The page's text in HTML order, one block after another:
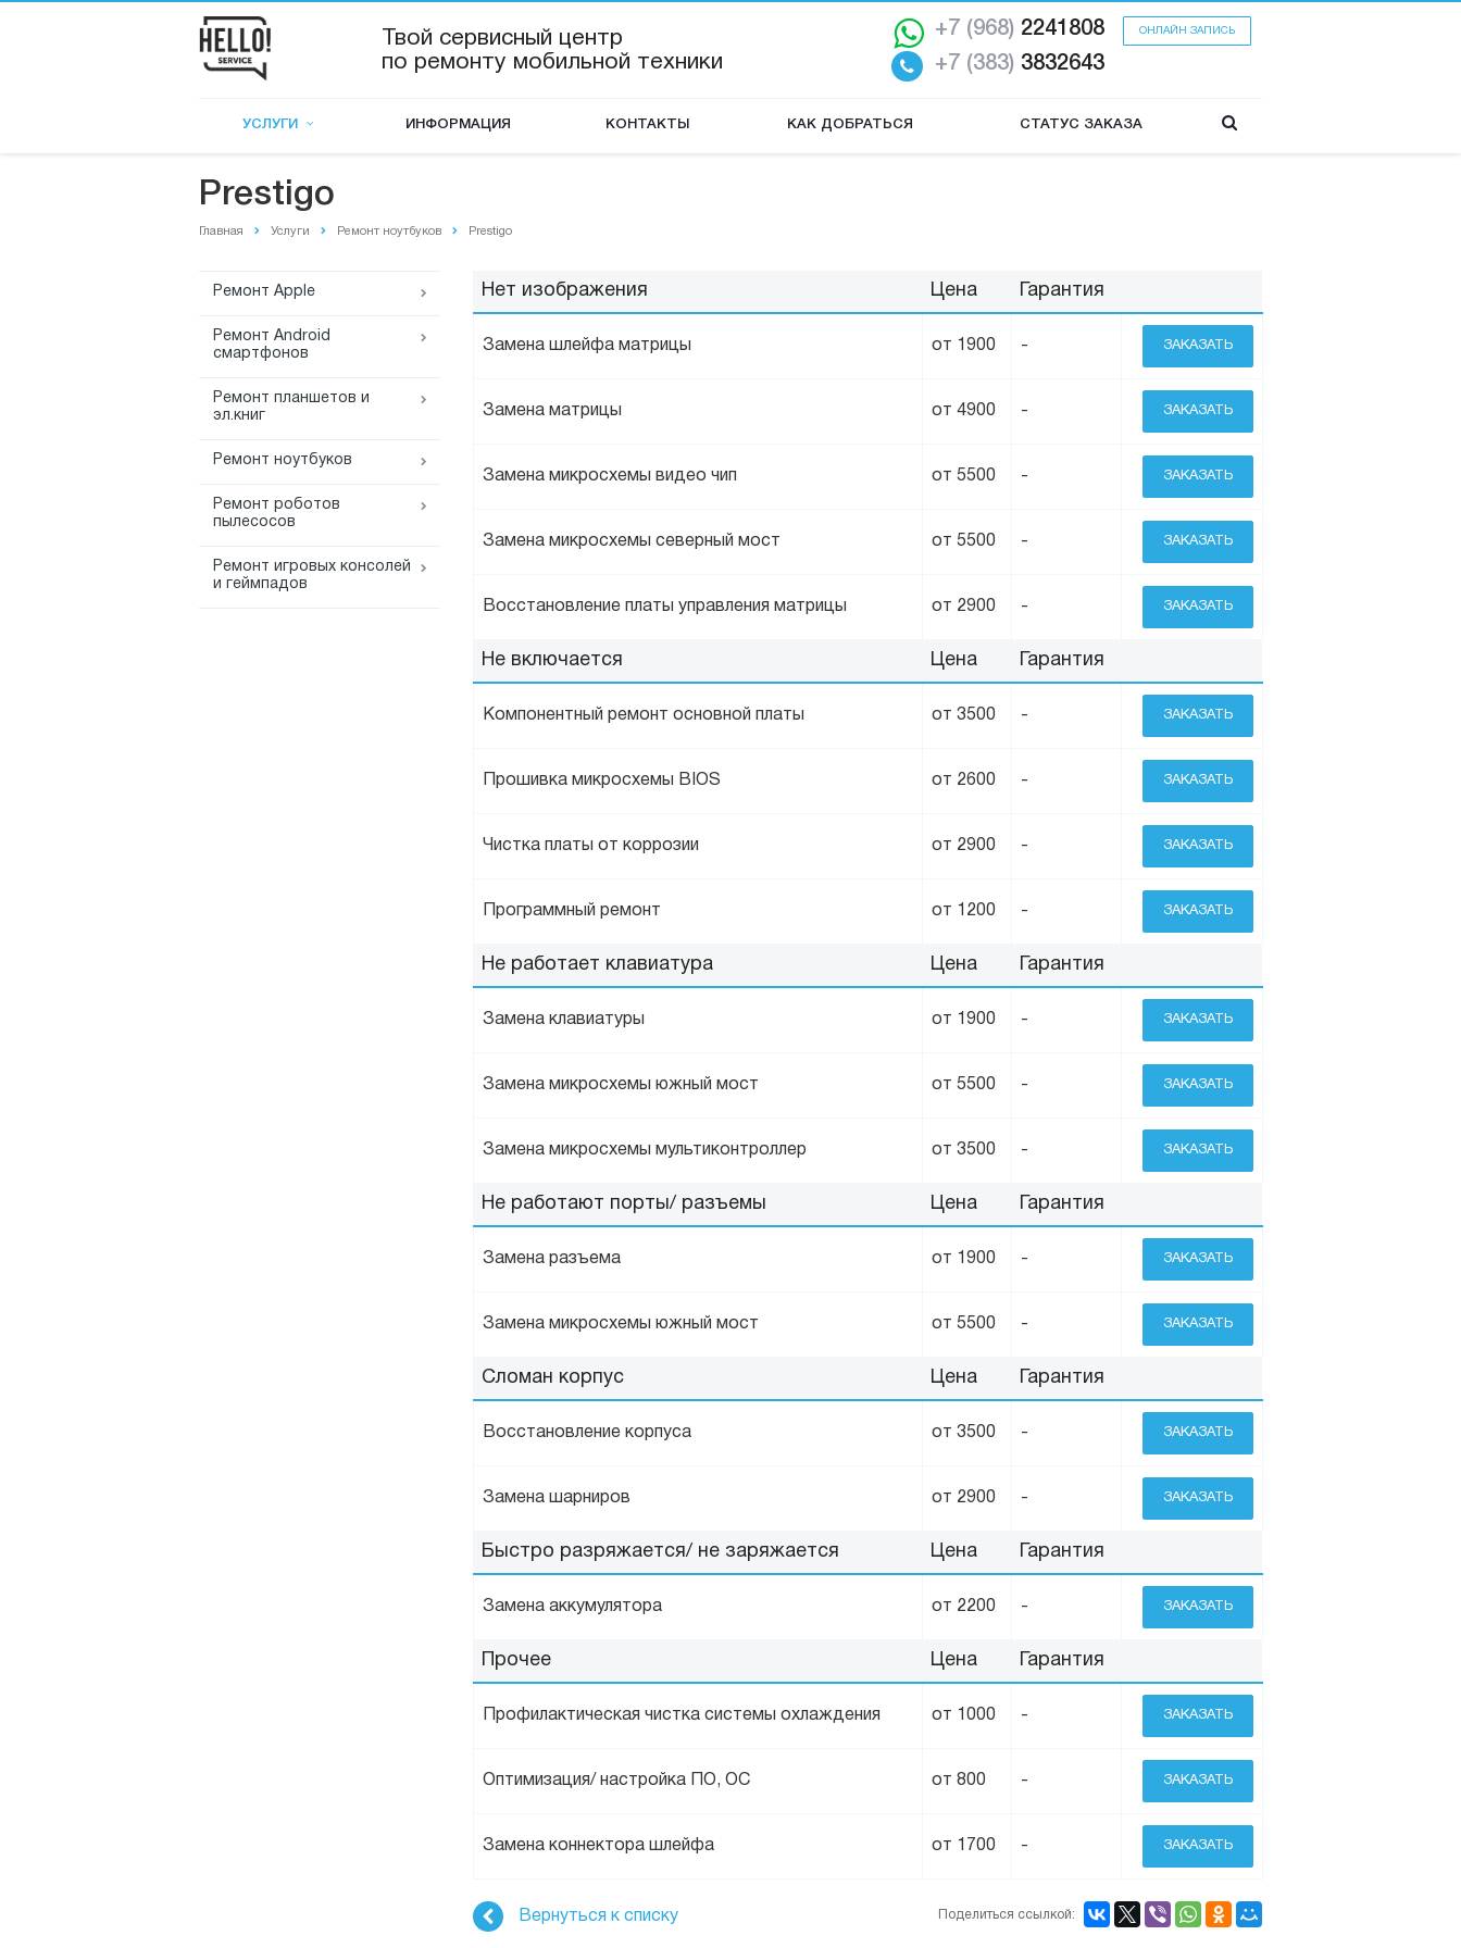
Твой сервисный центр
по ремонту мобильной техники
ОНЛАЙН ЗАПИСЬ
+7 (968) 2241808
+7 (383) 3832643
УСЛУГИ ИНФОРМАЦИЯ КОНТАКТЫ КАК ДОБРАТЬСЯ СТАТУС ЗАКАЗА
Prestigo
Главная Услуги Ремонт ноутбуков Prestigo
Ремонт Apple
Ремонт Android
смартфонов
Ремонт планшетов и
эл.книг
Ремонт ноутбуков
Ремонт роботов
пылесосов
Ремонт игровых консолей
и геймпадов
Нет изображения Цена Гарантия
Замена шлейфа матрицы от 1900 - ЗАКАЗАТЬ
Замена матрицы от 4900 - ЗАКАЗАТЬ
Замена микросхемы видео чип от 5500 - ЗАКАЗАТЬ
Замена микросхемы северный мост от 5500 - ЗАКАЗАТЬ
Восстановление платы управления матрицы от 2900 - ЗАКАЗАТЬ
Не включается Цена Гарантия
Компонентный ремонт основной платы от 3500 - ЗАКАЗАТЬ
Прошивка микросхемы BIOS от 2600 - ЗАКАЗАТЬ
Чистка платы от коррозии от 2900 - ЗАКАЗАТЬ
Программный ремонт от 1200 - ЗАКАЗАТЬ
Не работает клавиатура Цена Гарантия
Замена клавиатуры от 1900 - ЗАКАЗАТЬ
Замена микросхемы южный мост от 5500 - ЗАКАЗАТЬ
Замена микросхемы мультиконтроллер от 3500 - ЗАКАЗАТЬ
Не работают порты/ разъемы Цена Гарантия
Замена разъема от 1900 - ЗАКАЗАТЬ
Замена микросхемы южный мост от 5500 - ЗАКАЗАТЬ
Сломан корпус Цена Гарантия
Восстановление корпуса от 3500 - ЗАКАЗАТЬ
Замена шарниров от 2900 - ЗАКАЗАТЬ
Быстро разряжается/ не заряжается Цена Гарантия
Замена аккумулятора от 2200 - ЗАКАЗАТЬ
Прочее Цена Гарантия
Профилактическая чистка системы охлаждения от 1000 - ЗАКАЗАТЬ
Оптимизация/ настройка ПО, ОС от 800 - ЗАКАЗАТЬ
Замена коннектора шлейфа от 1700 - ЗАКАЗАТЬ
Поделиться ссылкой:
Вернуться к списку